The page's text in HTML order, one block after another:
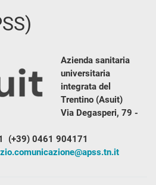
Azienda sanitaria
universitaria
integrata del
Trentino (Asuit)
Via Degasperi, 79 -
(+39) 0461 904171